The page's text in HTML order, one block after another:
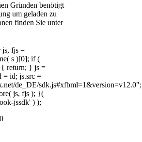
Gründen benötigt
um geladen zu
finden Sie unter
js, fjs =
s )[0]; if (
{ return; } js =
= id; js.src =
de_DE/sdk.js#xfbml=1&version=v12.0";
js, fjs ); }(
jssdk' ) );